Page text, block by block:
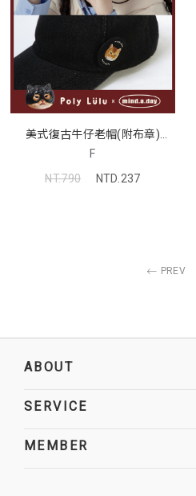
美式復古牛仔老帽(附布章)
(MIND.A.DAY聯名)
F
NT.790
NTD.237
PREV
ABOUT
SERVICE
MEMBER